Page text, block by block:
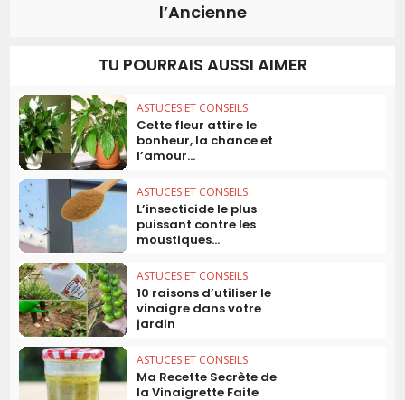
l’Ancienne
TU POURRAIS AUSSI AIMER
ASTUCES ET CONSEILS
Cette fleur attire le
bonheur, la chance et
l’amour...
ASTUCES ET CONSEILS
L’insecticide le plus
puissant contre les
moustiques...
ASTUCES ET CONSEILS
10 raisons d’utiliser le
vinaigre dans votre
jardin
ASTUCES ET CONSEILS
Ma Recette Secrète de
la Vinaigrette Faite